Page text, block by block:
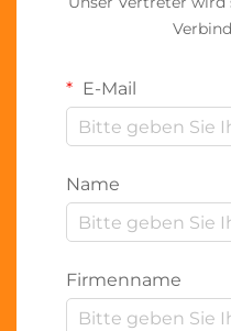
E-Mail
Name
Firmenname